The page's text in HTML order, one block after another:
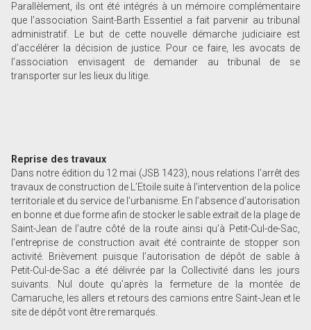
Parallèlement, ils ont été intégrés à un mémoire complémentaire
que l’association Saint-Barth Essentiel a fait parvenir au tribunal
administratif. Le but de cette nouvelle démarche judiciaire est
d’accélérer la décision de justice. Pour ce faire, les avocats de
l’association envisagent de demander au tribunal de se
transporter sur les lieux du litige.
Reprise des travaux
Dans notre édition du 12 mai (JSB 1423), nous relations l’arrêt des
travaux de construction de L’Etoile suite à l’intervention de la police
territoriale et du service de l’urbanisme. En l’absence d’autorisation
en bonne et due forme afin de stocker le sable extrait de la plage de
Saint-Jean de l’autre côté de la route ainsi qu’à Petit-Cul-de-Sac,
l’entreprise de construction avait été contrainte de stopper son
activité. Brièvement puisque l’autorisation de dépôt de sable à
Petit-Cul-de-Sac a été délivrée par la Collectivité dans les jours
suivants. Nul doute qu’après la fermeture de la montée de
Camaruche, les allers et retours des camions entre Saint-Jean et le
site de dépôt vont être remarqués.